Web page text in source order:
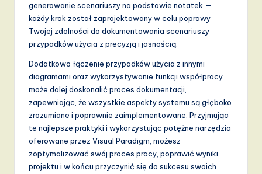
generowanie scenariuszy na podstawie notatek —
każdy krok został zaprojektowany w celu poprawy
Twojej zdolności do dokumentowania scenariuszy
przypadków użycia z precyzją i jasnością.
Dodatkowo łączenie przypadków użycia z innymi
diagramami oraz wykorzystywanie funkcji współpracy
może dalej doskonalić proces dokumentacji,
zapewniając, że wszystkie aspekty systemu są głęboko
zrozumiane i poprawnie zaimplementowane. Przyjmując
te najlepsze praktyki i wykorzystując potężne narzędzia
oferowane przez Visual Paradigm, możesz
zoptymalizować swój proces pracy, poprawić wyniki
projektu i w końcu przyczynić się do sukcesu swoich